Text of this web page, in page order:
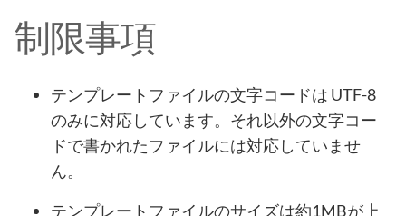
制限事項
テンプレートファイルの文字コードは UTF-8
のみに対応しています。それ以外の文字コー
ドで書かれたファイルには対応していませ
ん。
テンプレートファイルのサイズは約1MBが上